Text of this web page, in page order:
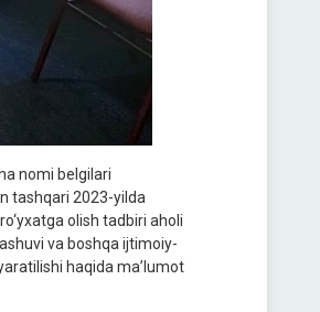
nomi belgilari
tashqari 2023-yilda
olish tadbiri aholi
va boshqa ijtimoiy-
haqida ma’lumot